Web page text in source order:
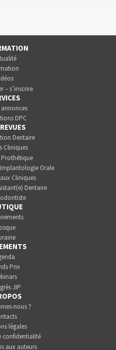
– s’inscrire
annonces
DPC
Dentaire
Cliniques
Prothétique
Orale
Cliniques
Dentaire
Prix
JIP
nous ?
légales
confidentialité
aux auteurs